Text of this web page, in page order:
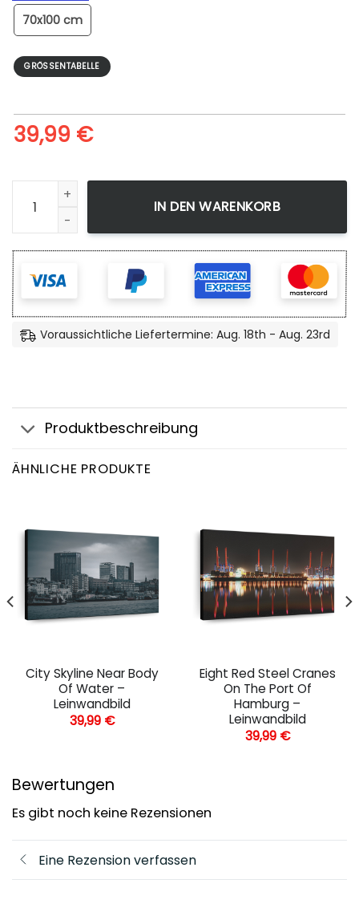
70x100 cm
GRÖSSENTABELLE
39,99 €
People Walking In The Alter Elbtunnel Hamburg -
IN DEN WARENKORB
Voraussichtliche Liefertermine: Aug. 18th - Aug. 23rd
Produktbeschreibung
ÄHNLICHE PRODUKTE
City Skyline Near Body
Of Water –
Leinwandbild
39,99 €
Eight Red Steel Cranes
On The Port Of
Hamburg –
Leinwandbild
39,99 €
Bewertungen
Es gibt noch keine Rezensionen
Eine Rezension verfassen